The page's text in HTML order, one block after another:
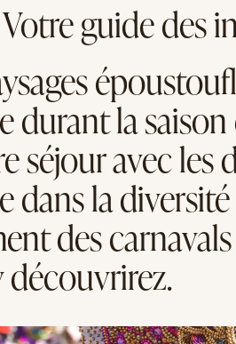
guide des
durant la
séjour avec
dans la
des
découvrirez.